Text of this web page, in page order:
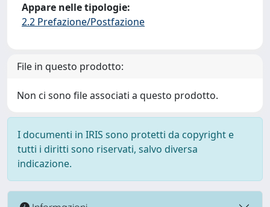
Appare nelle tipologie:
2.2 Prefazione/Postfazione
File in questo prodotto:
Non ci sono file associati a questo prodotto.
I documenti in IRIS sono protetti da copyright e
tutti i diritti sono riservati, salvo diversa
indicazione.